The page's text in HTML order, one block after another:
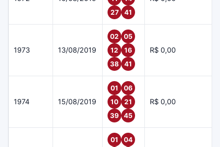
27
41
1973 13/08/2019
02
05
12
16
38
41
R$ 0,00
1974 15/08/2019
01
06
10
21
39
45
R$ 0,00
01 04